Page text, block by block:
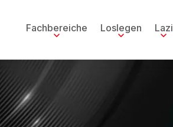
Fachbereiche Loslegen Lazi